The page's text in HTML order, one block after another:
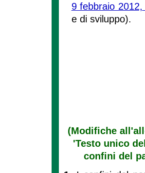
9 febbraio
e di sviluppo).
(Modifiche
'Testo unico
confini del